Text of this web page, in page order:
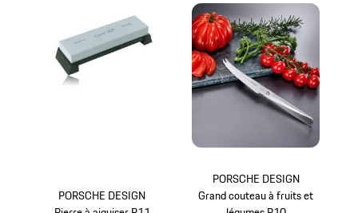
PORSCHE DESIGN
PORSCHE DESIGN
Grand couteau à fruits et